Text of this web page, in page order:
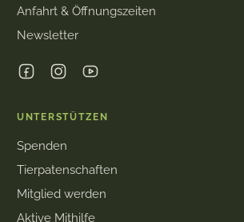
Anfahrt & Öffnungszeiten
Newsletter
UNTERSTÜTZEN
Spenden
Tierpatenschaften
Mitglied werden
Aktive Mithilfe